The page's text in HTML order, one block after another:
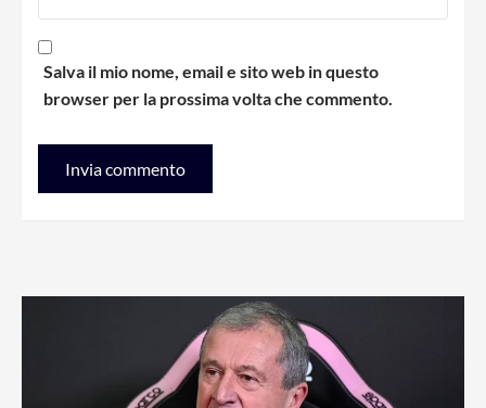
Salva il mio nome, email e sito web in questo
browser per la prossima volta che commento.